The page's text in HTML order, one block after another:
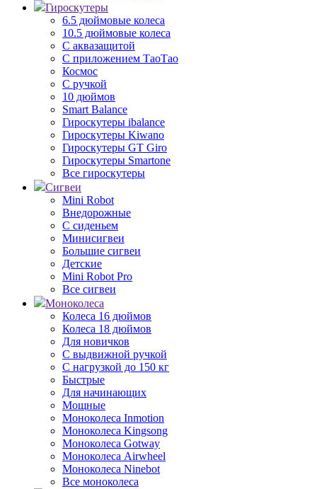
Гироскутеры
6.5 дюймовые колеса
10.5 дюймовые колеса
С аквазащитой
С приложением ТаоТао
Космос
С ручкой
10 дюймов
Smart Balance
Гироскутеры ibalance
Гироскутеры Kiwano
Гироскутеры GT Giro
Гироскутеры Smartone
Все гироскутеры
Сигвеи
Mini Robot
Внедорожные
С сиденьем
Минисигвеи
Большие сигвеи
Детские
Mini Robot Pro
Все сигвеи
Моноколеса
Колеса 16 дюймов
Колеса 18 дюймов
Для новичков
С выдвижной ручкой
С нагрузкой до 150 кг
Быстрые
Для начинающих
Мощные
Моноколеса Inmotion
Моноколеса Kingsong
Моноколеса Gotway
Моноколеса Airwheel
Моноколеса Ninebot
Все моноколеса